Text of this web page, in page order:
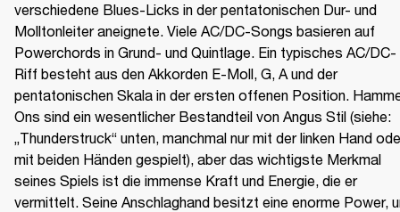
verschiedene Blues-Licks in der pentatonischen Dur- und
Molltonleiter aneignete. Viele AC/DC-Songs basieren auf
Powerchords in Grund- und Quintlage. Ein typisches AC/DC-
Riff besteht aus den Akkorden E-Moll, G, A und der
pentatonischen Skala in der ersten offenen Position.
Ons sind ein wesentlicher Bestandteil von Angus Stil (siehe:
„Thunderstruck“ unten, manchmal nur mit der linken Hand
mit beiden Händen gespielt), aber das wichtigste Merkmal
seines Spiels ist die immense Kraft und Energie, die er
vermittelt. Seine Anschlaghand besitzt eine enorme Power,